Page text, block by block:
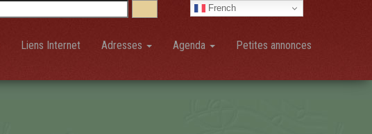
French
Liens Internet Adresses Agenda Petites annonces